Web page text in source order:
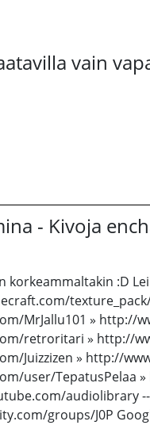
vain
- Kivoja
korkeammaltakin :D
MrJallu101 » http://
retroritari » http://
Juizzizen » http://
user/TepatusPelaa
audiolibrary
groups/J0P